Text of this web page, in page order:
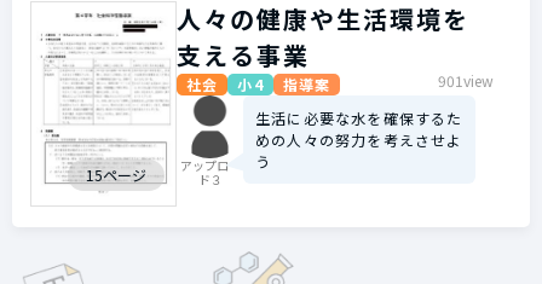
15ページ
人々の健康や生活環境を
支える事業
社会 小4 指導案 901view
アップロー
ド３
生活に必要な水を確保するた
めの人々の努力を考えさせよ
う